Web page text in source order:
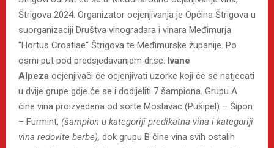
Štrigova 2024. Organizator ocjenjivanja je Općina Štrigova u
suorganizaciji Društva vinogradara i vinara Međimurja
“Hortus Croatiae“ Štrigova te Međimurske županije. Po
osmi put pod predsjedavanjem dr.sc. Ivane
Alpeza ocjenjivači će ocjenjivati uzorke koji će se natjecati
u dvije grupe gdje će se i dodijeliti 7 šampiona. Grupu A
čine vina proizvedena od sorte Moslavac (Pušipel) – Šipon
– Furmint, (šampion u kategoriji predikatna vina i kategoriji
vina redovite berbe), dok grupu B čine vina svih ostalih